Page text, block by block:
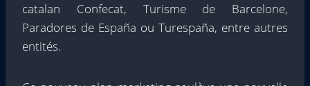
catalan Confecat, Turisme de Barcelone,
Paradores de España ou Turespaña, entre autres
entités.